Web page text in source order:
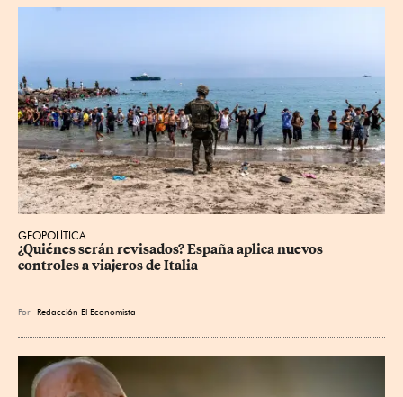
GEOPOLÍTICA
¿Quiénes serán revisados? España aplica nuevos
controles a viajeros de Italia
Por Redacción El Economista